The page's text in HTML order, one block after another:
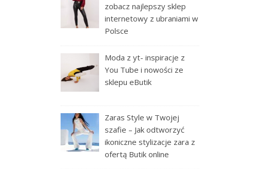
zobacz najlepszy sklep
internetowy z ubraniami w
Polsce
Moda z yt- inspiracje z
You Tube i nowości ze
sklepu eButik
Zaras Style w Twojej
szafie – Jak odtworzyć
ikoniczne stylizacje zara z
ofertą Butik online